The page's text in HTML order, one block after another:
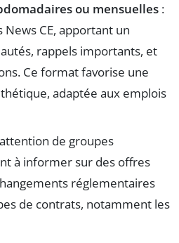
ou mensuelles :
CE, apportant un
rappels importants, et
Ce format favorise une
adaptée aux emplois
de groupes
à informer sur des offres
réglementaires
de contrats, notamment les